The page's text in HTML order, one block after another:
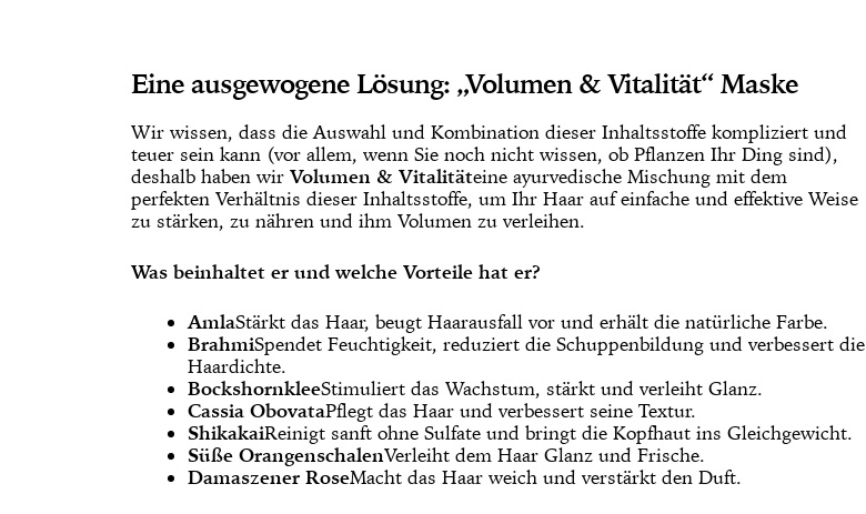
Eine ausgewogene Lösung: „Volumen & Vitalität“ Maske
Wir wissen, dass die Auswahl und Kombination dieser Inhaltsstoffe kompliziert und
teuer sein kann (vor allem, wenn Sie noch nicht wissen, ob Pflanzen Ihr Ding sind),
deshalb haben wir Volumen & Vitalitäteine ayurvedische Mischung mit dem
perfekten Verhältnis dieser Inhaltsstoffe, um Ihr Haar auf einfache und effektive Weise
zu stärken, zu nähren und ihm Volumen zu verleihen.
Was beinhaltet er und welche Vorteile hat er?
AmlaStärkt das Haar, beugt Haarausfall vor und erhält die natürliche Farbe.
BrahmiSpendet Feuchtigkeit, reduziert die Schuppenbildung und verbessert die
Haardichte.
BockshornkleeStimuliert das Wachstum, stärkt und verleiht Glanz.
Cassia ObovataPflegt das Haar und verbessert seine Textur.
ShikakaiReinigt sanft ohne Sulfate und bringt die Kopfhaut ins Gleichgewicht.
Süße OrangenschalenVerleiht dem Haar Glanz und Frische.
Damaszener RoseMacht das Haar weich und verstärkt den Duft.